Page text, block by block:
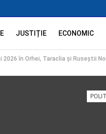
JUSTIȚIE ECONOMIC
2026 în Orhei, Taraclia și Ruseștii Noi